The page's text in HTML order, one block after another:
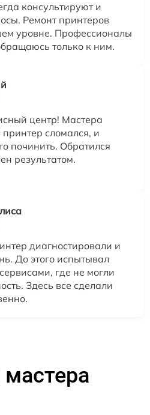
консультируют и
Ремонт принтеров
уровне. Профессионалы
только к ним.
центр! Мастера
сломался, и
починить. Обратился
результатом.
диагностировали и
До этого испытывал
где не могли
Здесь все сделали